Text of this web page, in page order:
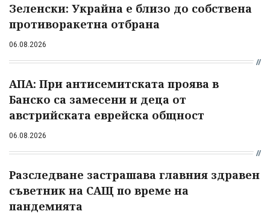
Зеленски: Украйна е близо до собствена
противоракетна отбрана
06.08.2026
АПА: При антисемитската проява в
Банско са замесени и деца от
австрийската еврейска общност
06.08.2026
Разследване застрашава главния здравен
съветник на САЩ по време на
пандемията